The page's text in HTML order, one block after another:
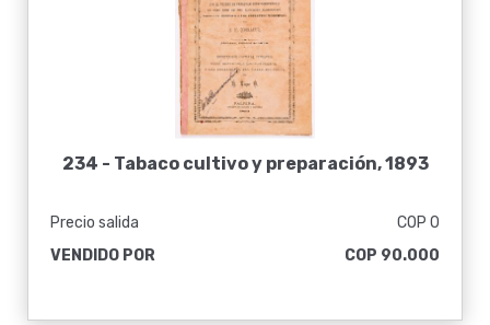
234 - Tabaco cultivo y preparación, 1893
Precio salida
COP 0
VENDIDO POR
COP 90.000